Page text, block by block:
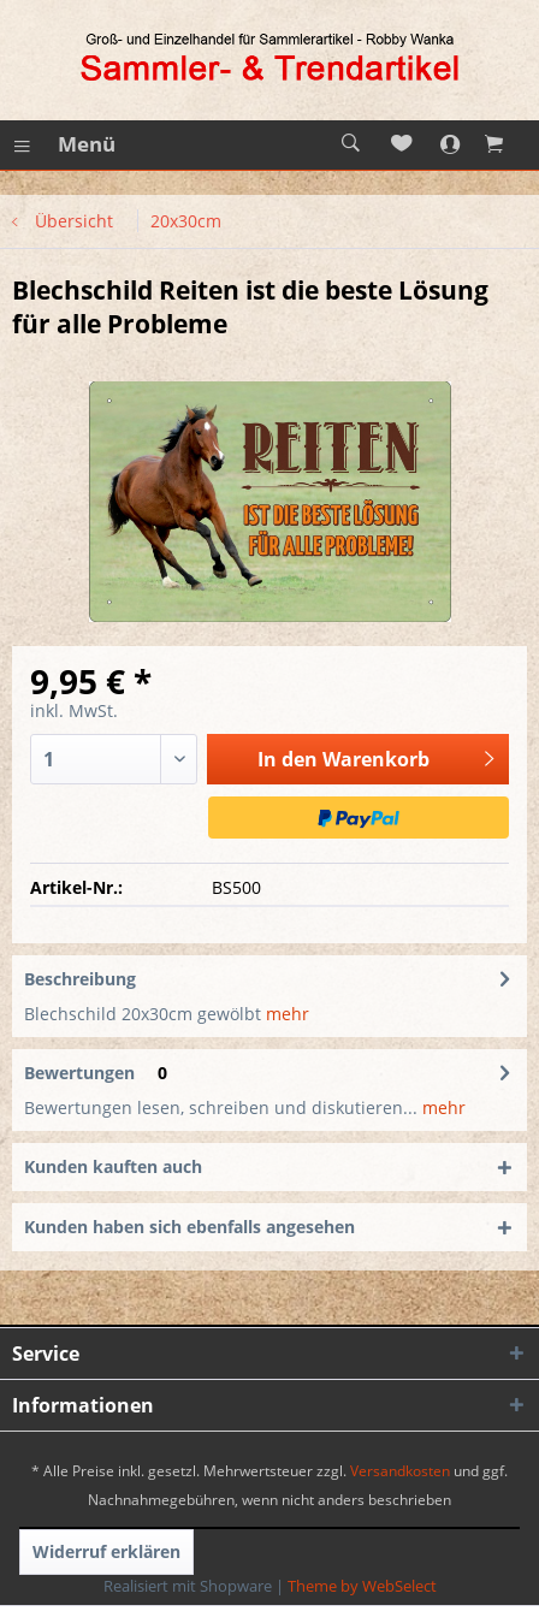
Menü
Übersicht 20x30cm
Blechschild Reiten ist die beste Lösung
für alle Probleme
9,95 € *
inkl. MwSt.
In den Warenkorb
Artikel-Nr.: BS500
Beschreibung
Blechschild 20x30cm gewölbt mehr
Bewertungen
0
Bewertungen lesen, schreiben und diskutieren... mehr
Kunden kauften auch
Kunden haben sich ebenfalls angesehen
Service
Informationen
* Alle Preise inkl. gesetzl. Mehrwertsteuer zzgl.Versandkosten und ggf.
Nachnahmegebühren, wenn nicht anders beschrieben
Widerruf erklären
Realisiert mit Shopware| Theme by WebSelect